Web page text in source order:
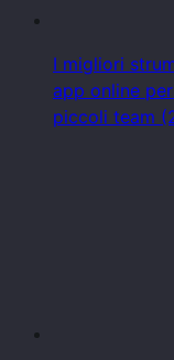
I migliori
app online
piccoli team